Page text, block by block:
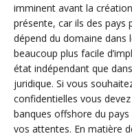
imminent avant la
présente, car ils des pays
dépend du domaine dans
beaucoup plus facile
état indépendant que
juridique. Si vous
confidentielles vous
banques offshore du
vos attentes. En matière